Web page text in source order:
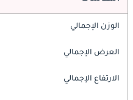
الوزن الإجمالي
العرض الإجمالي
الارتفاع الإجمالي